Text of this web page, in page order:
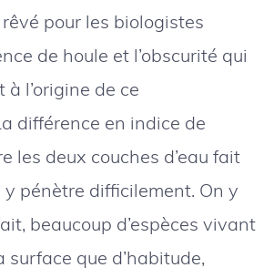
pour les biologistes
de houle et l’obscurité qui
l’origine de ce
différence en indice de
les deux couches d’eau fait
y pénètre difficilement. On y
beaucoup d’espèces vivant
surface que d’habitude,